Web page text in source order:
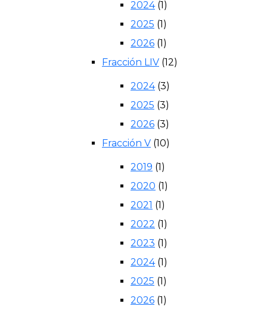
2024(1)
2025 (1)
2026 (1)
Fracción LIV (12)
2024(3)
2025 (3)
2026 (3)
Fracción V (10)
2019 (1)
2020 (1)
2021 (1)
2022 (1)
2023 (1)
2024(1)
2025 (1)
2026 (1)